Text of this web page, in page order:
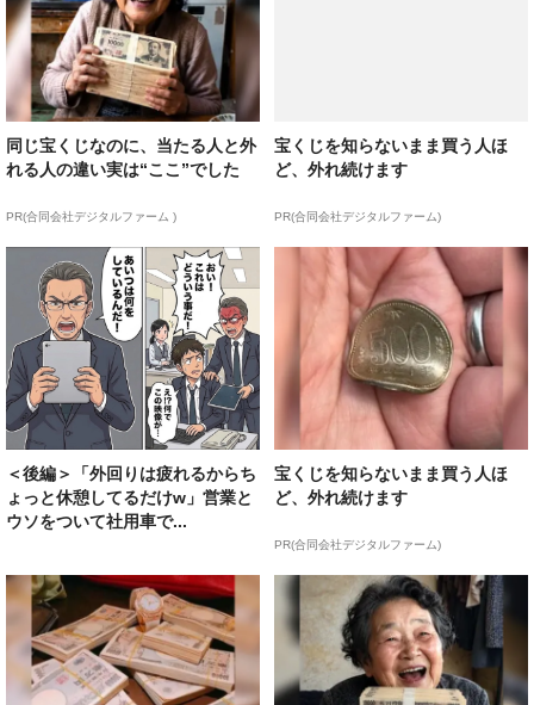
同じ宝くじなのに、当たる人と外
れる人の違い実は“ここ”でした
PR(合同会社デジタルファーム )
宝くじを知らないまま買う人ほ
ど、外れ続けます
PR(合同会社デジタルファーム)
＜後編＞「外回りは疲れるからち
ょっと休憩してるだけw」営業と
ウソをついて社用車で...
宝くじを知らないまま買う人ほ
ど、外れ続けます
PR(合同会社デジタルファーム)